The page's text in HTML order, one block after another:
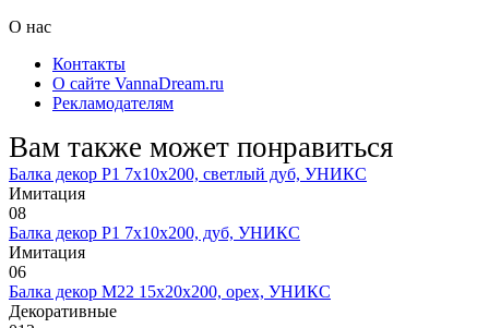
О нас
Контакты
О сайте VannaDream.ru
Рекламодателям
Вам также может понравиться
Балка декор Р1 7х10х200, светлый дуб, УНИКС
Имитация
08
Балка декор Р1 7х10х200, дуб, УНИКС
Имитация
06
Балка декор М22 15х20х200, орех, УНИКС
Декоративные